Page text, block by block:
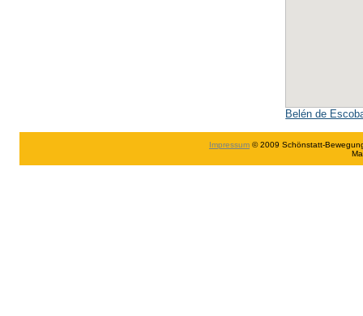
Belén de
Impressum © 2009 Schönstatt-